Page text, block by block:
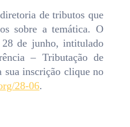
de tributos que
sobre a temática. O
de junho, intitulado
– Tributação de
sua inscrição clique no
28-06.